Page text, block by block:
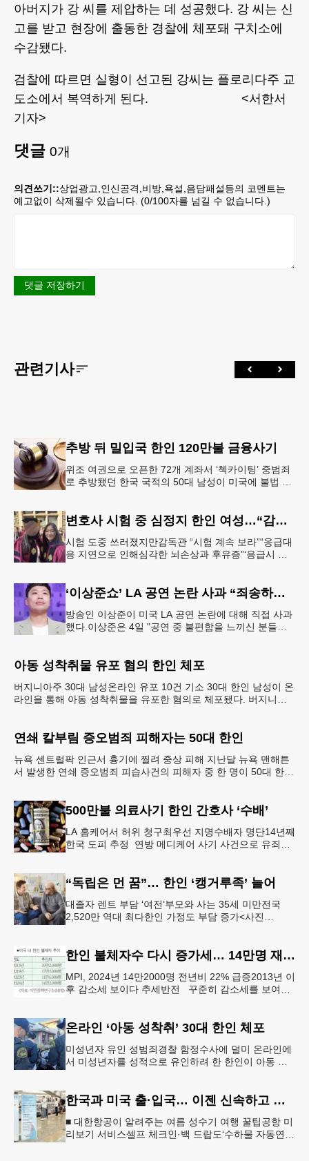
아버지가 강 씨를 제압하는 데 성공했다. 강 씨는 신
고를 받고 현장에 출동한 경찰에 체포돼 구치소에
수감됐다.
검찰에 따르면 실형이 선고된 강씨는 플로리다주 교
도소에서 복역하게 된다. <서한서
기자>
댓글 0개
의견쓰기::상업광고,인신공격,비방,욕설,음담패설등의 코멘트는
예고없이 삭제될수 있습니다. (0/100자를 넘길 수 없습니다.)
댓글 저장하기
관련기사
추방 뒤 밀입국 한인 120만불 금융사기
위조 여권으로 오픈한 72개 계좌서 ‘첵카이팅’ 중범죄
로 추방됐던 한국 국적의 50대 남성이 미국에 불법 재
변호사 시험 중 심정지 한인 여성…“감독 부실” 소송
시험 도중 쓰러졌지만감독관 “시험 계속 보라”“응급대
응 지연으로 인해심각한 뇌손상과 후유증”‘응급시 시
‘이상준쇼’ LA 공연 논란 사과 “죄송하고 또 죄송하다”
방송인 이상준이 미국 LA 공연 논란에 대해 직접 사과
했다.이상준은 4일 "공연 중 불편함을 느끼신 분들이
아동 성착취물 유포 혐의 한인 체포
버지니아주 30대 남성온라인 유포 10건 기소 30대 한인 남성이 온
라인을 통해 아동 성착취물을 유포한 혐의로 체포됐다. 버지니아
연쇄 칼부림 증오범죄 피해자는 50대 한인
뉴욕 센트럴팍 인근서 흉기에 찔려 중상 피해 지난달 뉴욕 맨해튼
서 발생한 연쇄 증오범죄 피습사건의 피해자 중 한 명이 50대 한인
500만불 의료사기 한인 간호사 ‘수배’
LA 홈케어서 허위 청구최우선 지명수배자 명단14년째
한국 도피 추정 연방 메디케어 사기 사건으로 유죄를
“독립은 먼 꿈”… 한인 ‘캥거루족’ 늘어
대졸자 렌트 부담 ‘여전’부모와 사는 35세 미만전국
2,520만 역대 최다한인 가정도 부담 증가<사진
한인 불체자수 다시 증가세… 14만명 재돌파
MPI, 2024년 14만2000명 전년비 22% 급증2013년 이
후 감소세 보이다 추세반전 꾸준히 감소세를 보여왔
온라인 ‘아동 성착취’ 30대 한인 체포
미성년자 유인 성범죄경찰 함정수사에 덜미 온라인에
서 미성년자를 성적으로 유인하려 한 한인이 아동 성
한국과 미국 출·입국… 이젠 신속하고 편리하게 여행
■ 대한항공이 알려주는 여름 성수기 여행 꿀팁공항 미
리보기 서비스셀프 체크인·백 드랍도‘수하물 자동연결